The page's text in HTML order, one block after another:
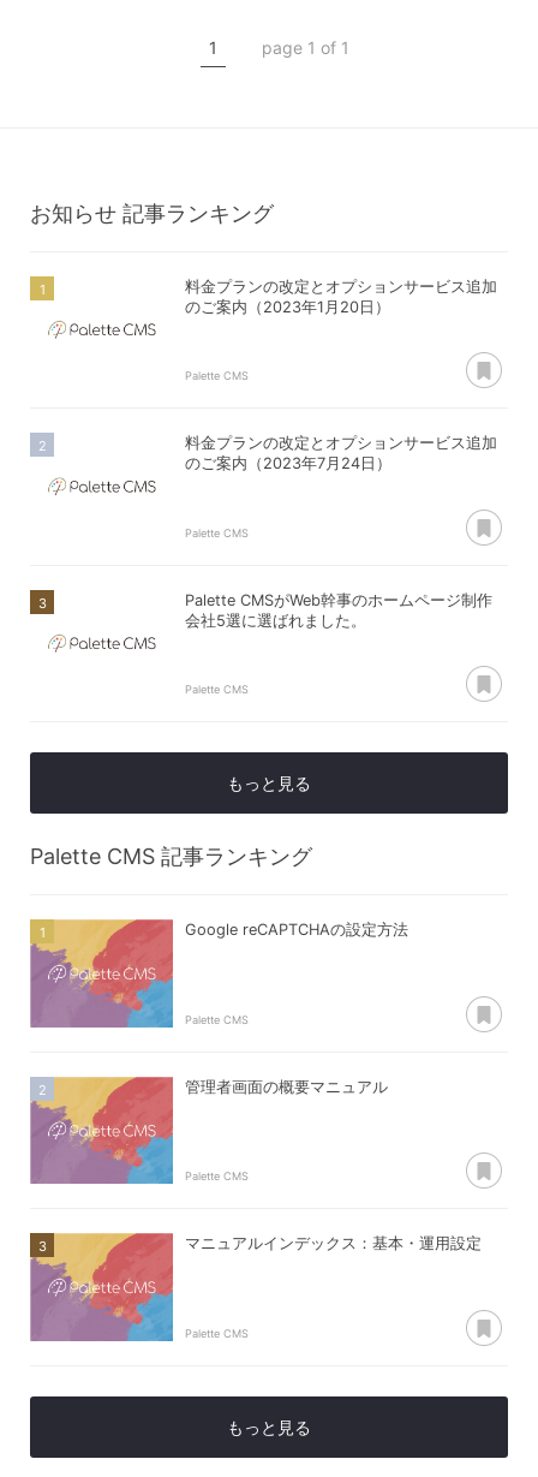
1 page 1 of 1
お知らせ 記事ランキング
料金プランの改定とオプションサービス追加
のご案内（2023年1月20日）
Palette CMS
料金プランの改定とオプションサービス追加
のご案内（2023年7月24日）
Palette CMS
Palette CMSがWeb幹事のホームページ制作
会社5選に選ばれました。
Palette CMS
もっと見る
Palette CMS 記事ランキング
Google reCAPTCHAの設定方法
Palette CMS
管理者画面の概要マニュアル
Palette CMS
マニュアルインデックス：基本・運用設定
Palette CMS
もっと見る